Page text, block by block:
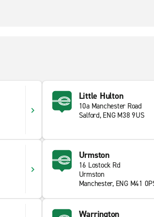
Little Hulton
10a Manchester Road
Salford, ENG M38 9US
Urmston
16 Lostock Rd
Urmston
Manchester, ENG M41
Warrington